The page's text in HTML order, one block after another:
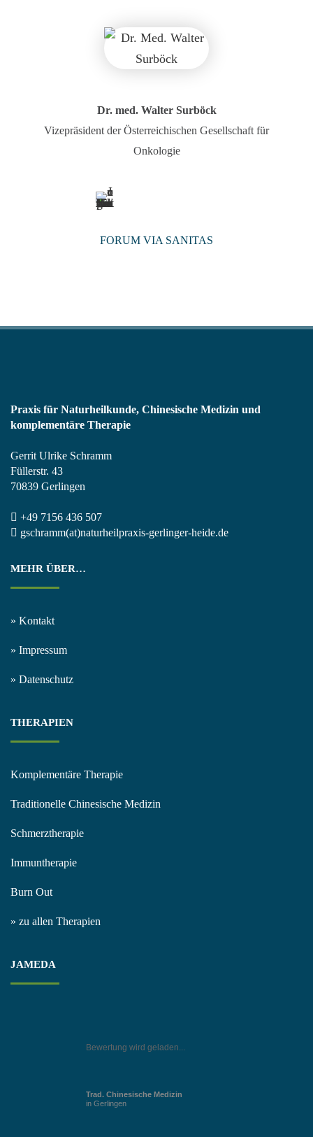
Dr. med. Walter Surböck
Vizepräsident der Österreichischen Gesellschaft für
Onkologie
FORUM VIA SANITAS
Praxis für Naturheilkunde, Chinesische Medizin und
komplementäre Therapie
Gerrit Ulrike Schramm
Füllerstr. 43
70839 Gerlingen
+49 7156 436 507
gschramm(at)naturheilpraxis-gerlinger-heide.de
MEHR ÜBER…
» Kontakt
» Impressum
» Datenschutz
THERAPIEN
Komplementäre Therapie
Traditionelle Chinesische Medizin
Schmerztherapie
Immuntherapie
Burn Out
» zu allen Therapien
JAMEDA
Bewertung wird geladen...
Trad. Chinesische Medizin
in Gerlingen